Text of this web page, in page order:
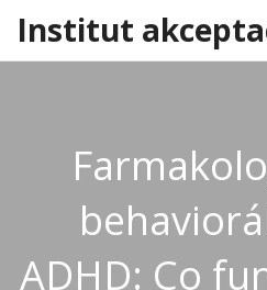
Institut
ADHD: Co